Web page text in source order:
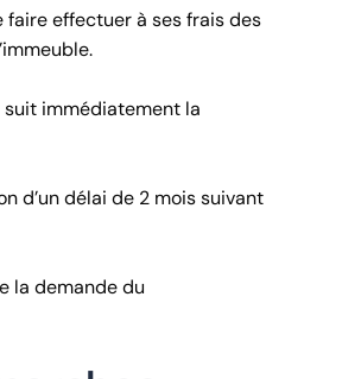
faire effectuer à ses frais des
suit immédiatement la
d’un délai de 2 mois suivant
la demande du